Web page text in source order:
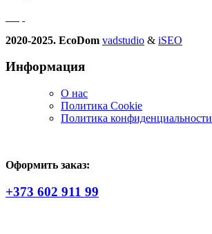
2020-2025. EcoDom vadstudio & iSEO
Информация
О нас
Политика Сookie
Политика конфиденциальности
Оформить заказ:
+373 602 911 99